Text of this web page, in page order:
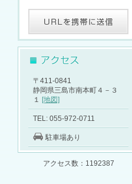
〒411-0841
静岡県三島市南本町４－３
１ [地図]
TEL: 055-972-0711
駐車場あり
アクセス数：1192387